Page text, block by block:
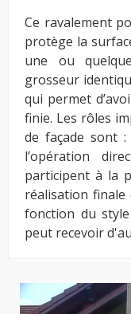
Ce ravalement
protège la
une ou
grosseur
qui permet
finie. Les rôles
de façade sont
l’opération
participent à la
réalisation finale
fonction du
peut recevoir